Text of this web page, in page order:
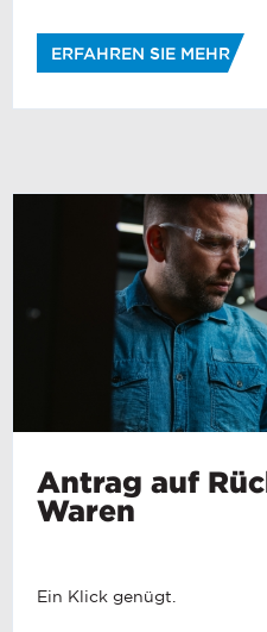
ERFAHREN SIE MEHR
Antrag auf
Waren
Ein Klick genügt.
form below to send